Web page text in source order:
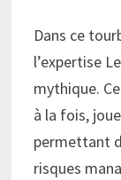
Dans ce
l’expertise
mythique.
à la fois,
permettant
risques